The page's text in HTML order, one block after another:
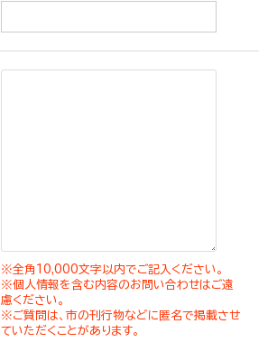
※全角10,000文字以内でご記入ください。
※個人情報を含む内容のお問い合わせはご遠
慮ください。
※ご質問は、市の刊行物などに匿名で掲載させ
ていただくことがあります。